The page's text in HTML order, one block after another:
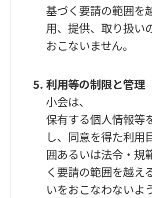
基づく要請の範囲を
用、提供、取り扱い
おこないません。
利用等の制限と管理
小会は、
保有する個人情報等
し、同意を得た利用
囲あるいは法令・規
く要請の範囲を越え
いをおこなわないよ